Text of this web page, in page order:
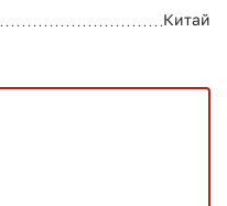
Китай